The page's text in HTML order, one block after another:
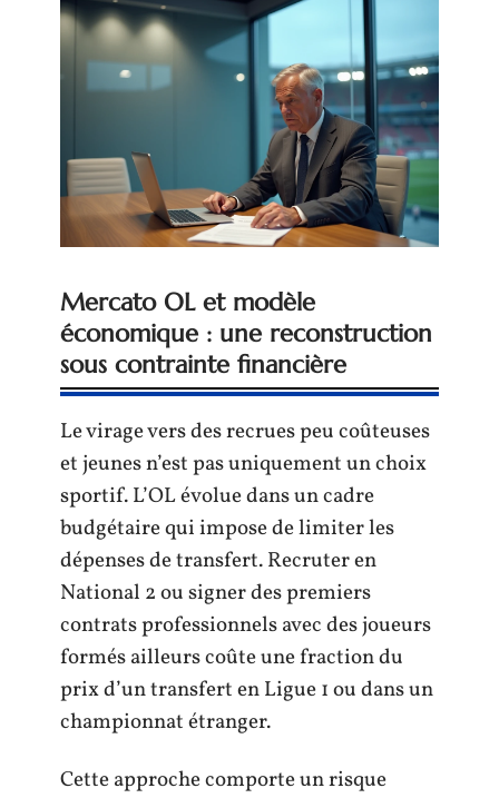
Mercato OL et modèle
économique : une reconstruction
sous contrainte financière
Le virage vers des recrues peu coûteuses
et jeunes n’est pas uniquement un choix
sportif. L’OL évolue dans un cadre
budgétaire qui impose de limiter les
dépenses de transfert. Recruter en
National 2 ou signer des premiers
contrats professionnels avec des joueurs
formés ailleurs coûte une fraction du
prix d’un transfert en Ligue 1 ou dans un
championnat étranger.
Cette approche comporte un risque